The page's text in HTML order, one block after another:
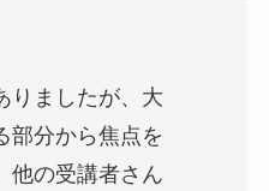
りましたが、大
部分から焦点を
他の受講者さん